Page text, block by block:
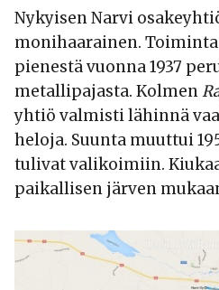
Nykyisen Narvi
monihaarainen.
pienestä vuonna 1937
metallipajasta. Kolmen
yhtiö valmisti lähinnä
heloja. Suunta muuttui
tulivat valikoimiin.
paikallisen järven